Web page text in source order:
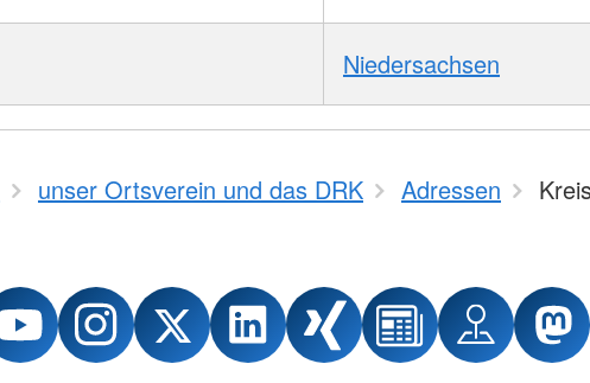
Niedersachsen
unser Ortsverein und das DRK Adressen